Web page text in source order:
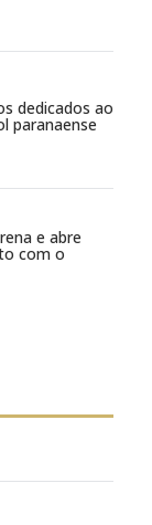
dedicados ao
paranaense
e abre
com o